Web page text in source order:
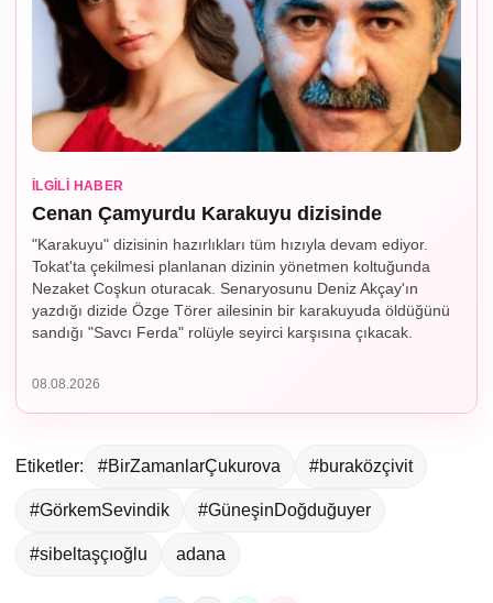
İLGILI HABER
Cenan Çamyurdu Karakuyu dizisinde
"Karakuyu" dizisinin hazırlıkları tüm hızıyla devam ediyor.
Tokat'ta çekilmesi planlanan dizinin yönetmen koltuğunda
Nezaket Coşkun oturacak. Senaryosunu Deniz Akçay'ın
yazdığı dizide Özge Törer ailesinin bir karakuyuda öldüğünü
sandığı "Savcı Ferda" rolüyle seyirci karşısına çıkacak.
08.08.2026
Etiketler: #BirZamanlarÇukurova #buraközçivit
#GörkemSevindik #GüneşinDoğduğuyer
#sibeltaşçıoğlu adana